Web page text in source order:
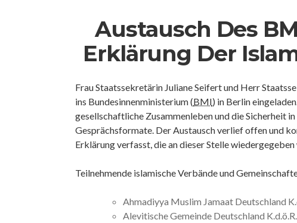
Austausch Des
Erklärung Der
Frau Staatssekretärin Juliane Seifert und Herr
ins Bundesinnenministerium (BMI) in Berlin
gesellschaftliche Zusammenleben und die Sicherheit
Gesprächsformate. Der Austausch verlief offen und
Erklärung verfasst, die an dieser Stelle
Teilnehmende islamische Verbände und
Ahmadiyya Muslim Jamaat Deutschland
Alevitische Gemeinde Deutschland